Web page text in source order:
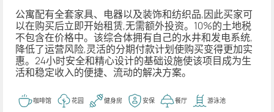
公寓配有全套家具、电器以及装饰和纺织品,因此买家可
以在购买后立即开始租赁,无需额外投资。10%的土地税
不包含在价格中。该综合体拥有自己的水井和发电系统,
降低了运营风险,灵活的分期付款计划使购买变得更加实
惠。24小时安全和精心设计的基础设施使该项目成为生
活和稳定收入的便捷、流动的解决方案。
咖啡馆 花园 健身房 安保 餐厅 游泳池